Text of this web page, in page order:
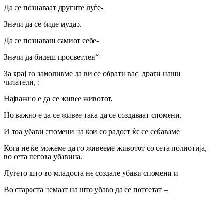
Да се познаваат другите луѓе-
Значи да се биде мудар.
Да се познаваш самиот себе-
Значи да бидеш просветлен“
За крај го замоливме да ви се обрати вас, драги наши
читатели, :
Најважно е да се живее животот,
Но важно е да се живее така да се создаваат спомени.
И тоа убави спомени на кои со радост ќе се сеќаваме
Кога не ќе можеме да го живееме животот со сета полнотија,
во сета негова убавина.
Луѓето што во младоста не создале убави спомени и
Во староста немаат на што убаво да се потсетат –